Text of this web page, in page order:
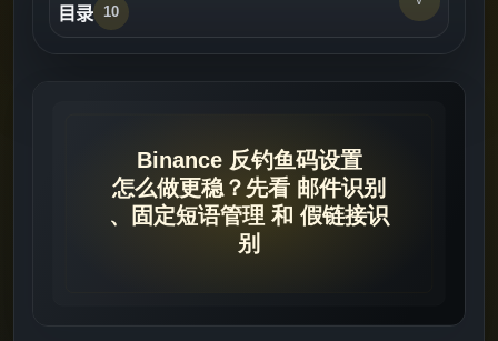
目录 10
操作前先核对